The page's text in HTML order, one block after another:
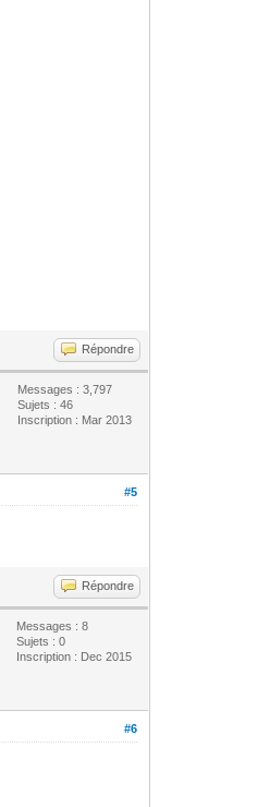
Répondre
Messages : 3,797
Sujets : 46
Inscription : Mar 2013
#5
Répondre
Messages : 8
Sujets : 0
Inscription : Dec 2015
#6